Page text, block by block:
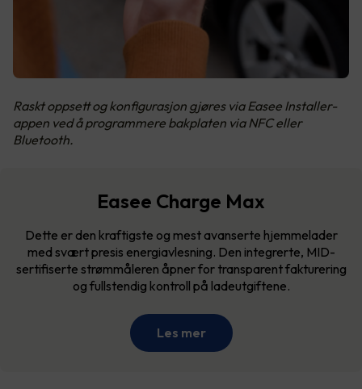
Raskt oppsett og konfigurasjon gjøres via Easee Installer-
appen ved å programmere bakplaten via NFC eller
Bluetooth.
Easee Charge Max
Dette er den kraftigste og mest avanserte hjemmelader
med svært presis energiavlesning. Den integrerte, MID-
sertifiserte strømmåleren åpner for transparent fakturering
og fullstendig kontroll på ladeutgiftene.
Les mer